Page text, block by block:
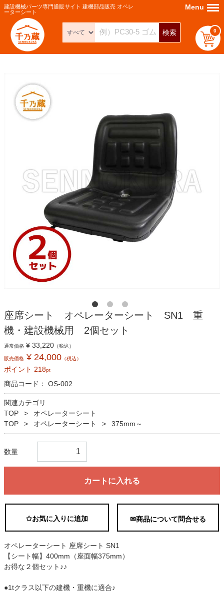
建設機械パーツ専門通販サイト 建機部品販売 オペレ
ーターシート
検索 0
Menu Menu
座席シート オペレーターシート SN1 重
機・建設機械用 2個セット
通常価格 ¥ 33,220 （税込）
販売価格 ¥ 24,000 （税込）
ポイント 218pt
商品コード： OS-002
関連カテゴリ
TOP
オペレーターシート
TOP
オペレーターシート 375mm～
数量
カートに入れる
✩お気に入りに追加 ✉商品について問合せる
オペレーターシート 座席シート SN1
【シート幅】400mm（座面幅375mm）
お得な２個セット♪♪
●1tクラス以下の建機・重機に適合♪